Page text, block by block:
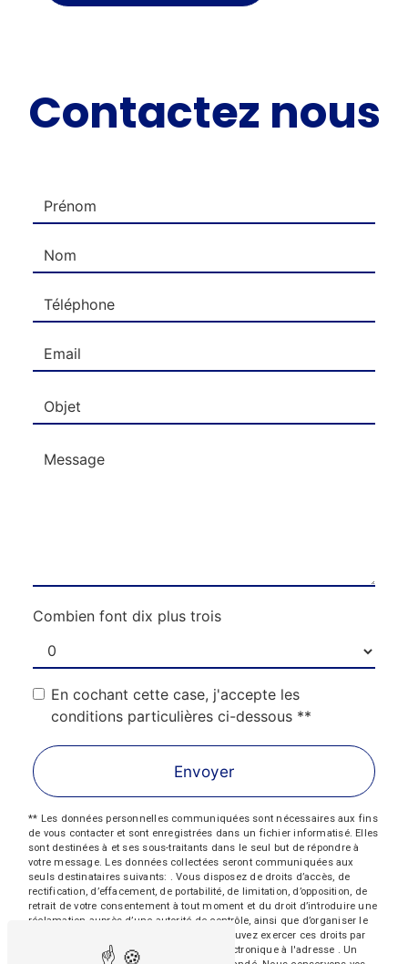
Contactez nous
Combien font dix plus trois
En cochant cette case, j'accepte les
conditions particulières ci-dessous **
Envoyer
** Les données personnelles communiquées sont nécessaires aux fins
de vous contacter et sont enregistrées dans un fichier informatisé. Elles
sont destinées à et ses sous-traitants dans le seul but de répondre à
votre message. Les données collectées seront communiquées aux
seuls destinataires suivants: . Vous disposez de droits d’accès, de
rectification, d’effacement, de portabilité, de limitation, d’opposition, de
retrait de votre consentement à tout moment et du droit d’introduire une
réclamation auprès d’une autorité de contrôle, ainsi que d’organiser le
sort de vos données post-mortem. Vous pouvez exercer ces droits par
voie postale à l'adresse ou par courrier électronique à l'adresse . Un